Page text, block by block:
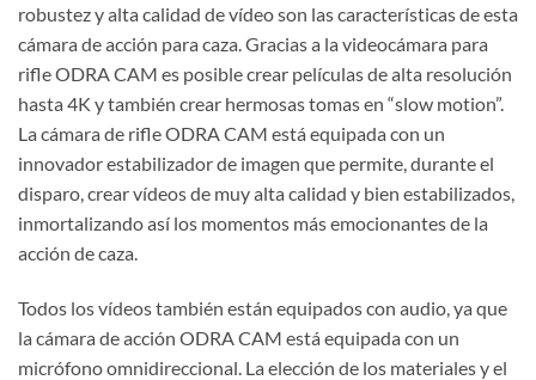
robustez y alta calidad de vídeo son las características de esta
cámara de acción para caza. Gracias a la videocámara para
rifle ODRA CAM es posible crear películas de alta resolución
hasta 4K y también crear hermosas tomas en “slow motion”.
La cámara de rifle ODRA CAM está equipada con un
innovador estabilizador de imagen que permite, durante el
disparo, crear vídeos de muy alta calidad y bien estabilizados,
inmortalizando así los momentos más emocionantes de la
acción de caza.
Todos los vídeos también están equipados con audio, ya que
la cámara de acción ODRA CAM está equipada con un
micrófono omnidireccional. La elección de los materiales y el